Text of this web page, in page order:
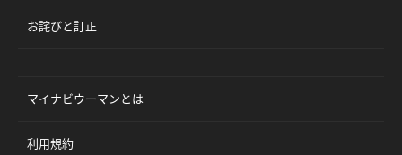
お詫びと訂正
マイナビウーマンとは
利用規約